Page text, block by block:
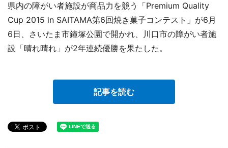
県内の障がい者施設が商品力を競う「Premium Quality
Cup 2015 in SAITAMA第6回焼き菓子コンテスト」が6月
6日、さいたま市鐘塚公園で開かれ、川口市の障がい者施
設「晴れ晴れ」が2年連続優勝を果たした。
記事を読む